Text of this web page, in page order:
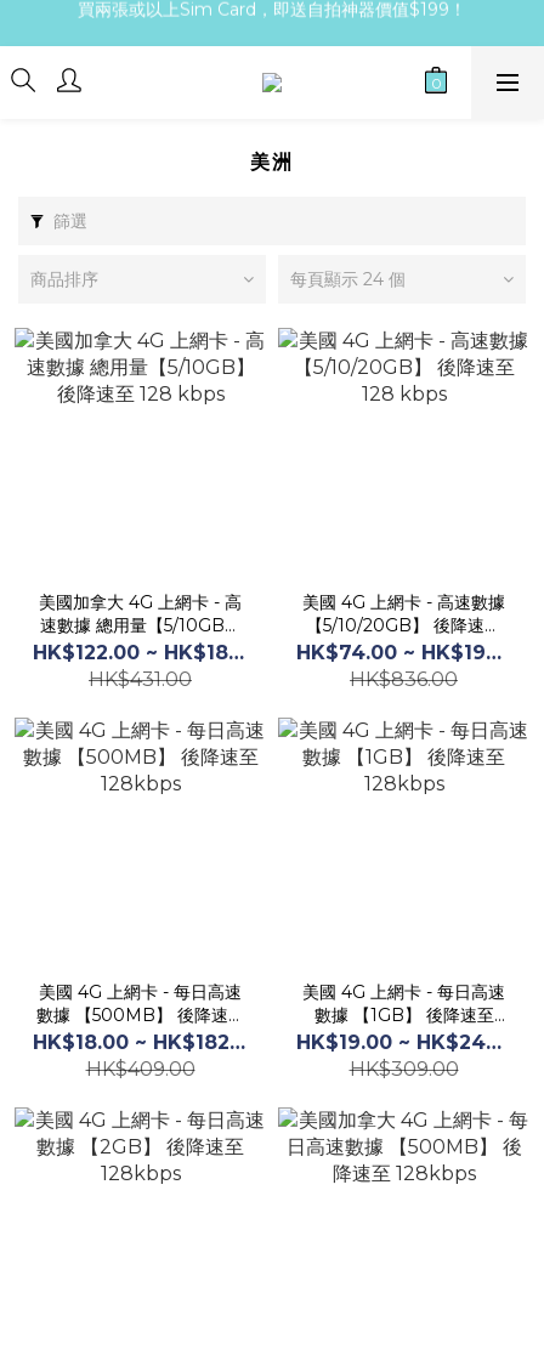
24小時機場櫃檯交收，快捷方便！
24小時機場櫃檯交收，快捷方便！
美洲
篩選
商品排序 每頁顯示 24 個
美國加拿大 4G 上網卡 - 高
速數據 總用量【5/10GB】
後降速至 128 kbps
HK$122.00 ~ HK$186.00
HK$431.00
美國 4G 上網卡 - 高速數據
【5/10/20GB】 後降速至
128 kbps
HK$74.00 ~ HK$199.00
HK$836.00
美國 4G 上網卡 - 每日高速
數據 【500MB】 後降速至
128kbps
HK$18.00 ~ HK$182.00
HK$409.00
美國 4G 上網卡 - 每日高速
數據 【1GB】 後降速至
128kbps
HK$19.00 ~ HK$245.00
HK$309.00